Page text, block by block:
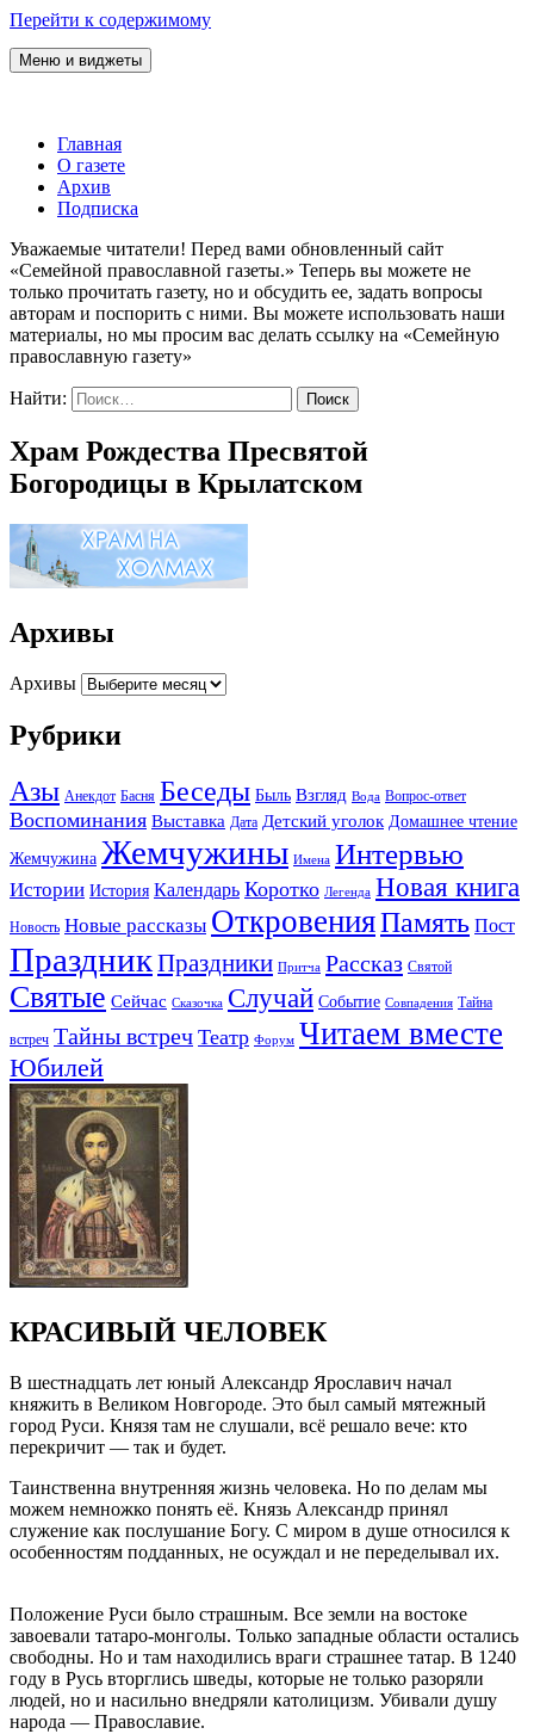
Перейти к содержимому
Семейная православная газета
Меню и виджеты
Главная
О газете
Архив
Подписка
Уважаемые читатели! Перед вами обновленный сайт
«Семейной православной газеты.» Теперь вы можете не
только прочитать газету, но и обсудить ее, задать вопросы
авторам и поспорить с ними. Вы можете использовать наши
материалы, но мы просим вас делать ссылку на «Семейную
православную газету»
Найти:
Храм Рождества Пресвятой
Богородицы в Крылатском
Архивы
Архивы
Рубрики
Азы Анекдот Басня Беседы Быль Взгляд Вода Вопрос-ответ
Воспоминания Выставка Дата Детский уголок Домашнее чтение
Жемчужина Жемчужины Имена Интервью
Истории История Календарь Коротко Легенда Новая книга
Новость Новые рассказы ОткровенияПамять Пост
ПраздникПраздники Притча Рассказ Святой
Святые Сейчас Сказочка Случай Событие Совпадения Тайна
встреч Тайны встреч Театр Форум Читаем вместе
Юбилей
КРАСИВЫЙ ЧЕЛОВЕК
В шестнадцать лет юный Александр Ярославич начал
княжить в Великом Новгороде. Это был самый мятежный
город Руси. Князя там не слушали, всё решало вече: кто
перекричит — так и будет.
Таинственна внутренняя жизнь человека. Но по делам мы
можем немножко понять её. Князь Александр принял
служение как послушание Богу. С миром в душе относился к
особенностям подданных, не осуждал и не переделывал их.
Положение Руси было страшным. Все земли на востоке
завоевали татаро-монголы. Только западные области остались
свободны. Но и там находились враги страшнее татар. В 1240
году в Русь вторглись шведы, которые не только разоряли
людей, но и насильно внедряли католицизм. Убивали душу
народа — Православие.